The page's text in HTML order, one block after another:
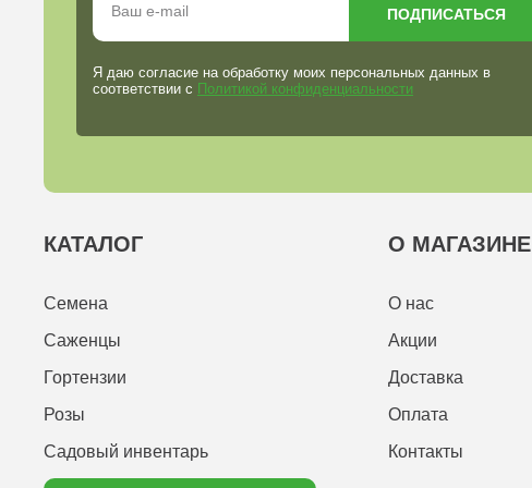
Я даю согласие на обработку моих персональных данных в
соответствии с Политикой конфиденциальности
ПОДПИСАТЬСЯ
КАТАЛОГ
Семена
Саженцы
Гортензии
Розы
Садовый инвентарь
О МАГАЗИНЕ
О нас
Акции
Доставка
Оплата
Контакты